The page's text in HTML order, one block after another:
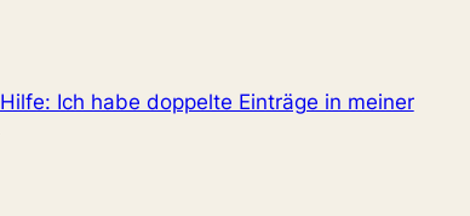
Hilfe: Ich habe doppelte Einträge in meiner